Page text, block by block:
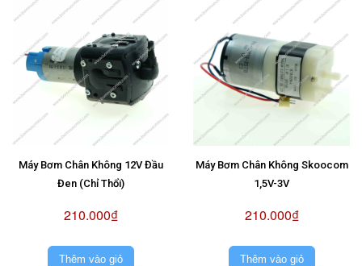
Máy Bơm Chân Không 12V Đầu
Đen (Chỉ Thổi)
210.000₫
Thêm vào giỏ
Máy Bơm Chân Không Skoocom
1,5V-3V
210.000₫
Thêm vào giỏ